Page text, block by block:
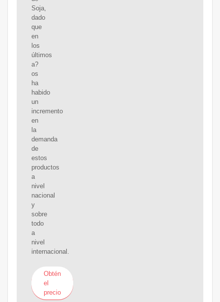
Soja,
dado
que
en
los
últimos
a?
os
ha
habido
un
incremento
en
la
demanda
de
estos
productos
a
nivel
nacional
y
sobre
todo
a
nivel
internacional.
Obtén
el
precio